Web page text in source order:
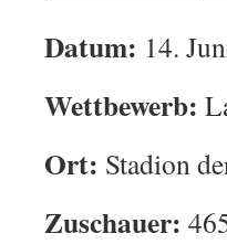
Datum: 14.
Wettbewerb:
Ort: Stadion
Zuschauer: